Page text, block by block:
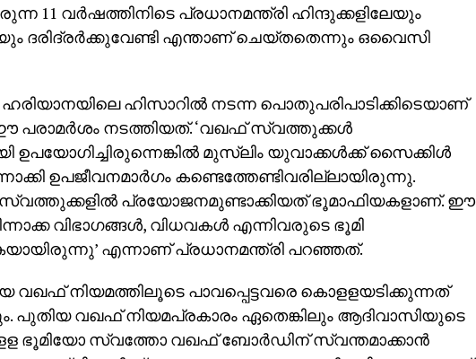
11 വര്‍ഷത്തിനിടെ പ്രധാനമന്ത്രി ഹിന്ദുക്കളിലേയും
ദരിദ്രര്‍ക്കുവേണ്ടി എന്താണ് ചെയ്തതെന്നും ഒവൈസി
ഹിസാറില്‍ നടന്ന പൊതുപരിപാടിക്കിടെയാണ്
പരാമര്‍ശം നടത്തിയത്. ‘വഖഫ് സ്വത്തുക്കള്‍
മുസ്‌ലിം യുവാക്കള്‍ക്ക് സൈക്കിള്‍
ഉപജീവനമാര്‍ഗം കണ്ടെത്തേണ്ടിവരില്ലായിരുന്നു.
പ്രയോജനമുണ്ടാക്കിയത് ഭൂമാഫിയകളാണ്. ഈ
വിഭാഗങ്ങള്‍, വിധവകള്‍ എന്നിവരുടെ ഭൂമി
എന്നാണ് പ്രധാനമന്ത്രി പറഞ്ഞത്.
വഖഫ് നിയമത്തിലൂടെ പാവപ്പെട്ടവരെ കൊളളയടിക്കുന്നത്
പുതിയ വഖഫ് നിയമപ്രകാരം ഏതെങ്കിലും ആദിവാസിയുടെ
ഭൂമിയോ സ്വത്തോ വഖഫ് ബോര്‍ഡിന് സ്വന്തമാക്കാന്‍